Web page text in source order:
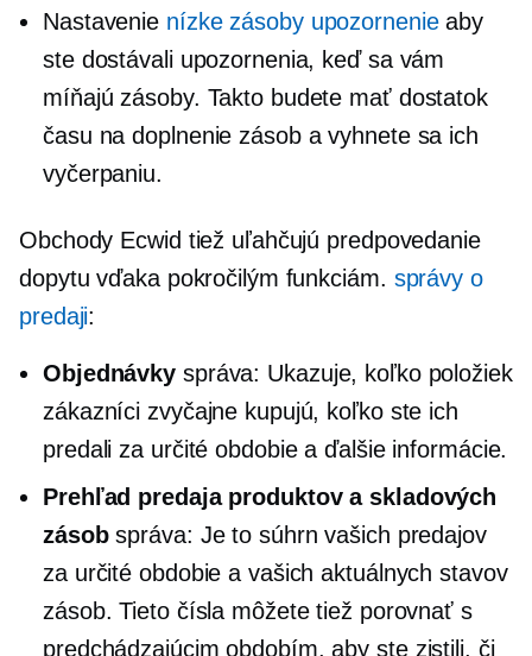
Nastavenie nízke zásobyupozornenieaby
ste dostávali upozornenia, keď sa vám
míňajú zásoby. Takto budete mať dostatok
času na doplnenie zásob a vyhnete sa ich
vyčerpaniu.
Obchody Ecwid tiež uľahčujú predpovedanie
dopytu vďaka pokročilým funkciám. správy o
predaji:
Objednávky správa: Ukazuje, koľko položiek
zákazníci zvyčajne kupujú, koľko ste ich
predali za určité obdobie a ďalšie informácie.
Prehľad predaja produktov a skladových
zásobspráva: Je to súhrn vašich predajov
za určité obdobie a vašich aktuálnych stavov
zásob. Tieto čísla môžete tiež porovnať s
predchádzajúcim obdobím, aby ste zistili, či